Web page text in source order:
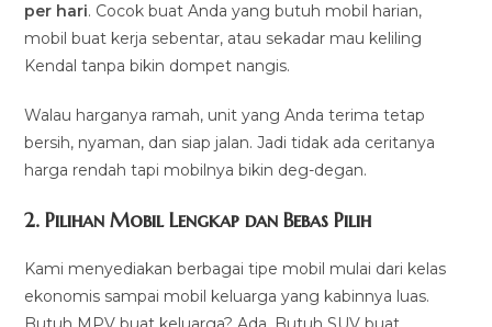
per hari. Cocok buat Anda yang butuh mobil harian,
mobil buat kerja sebentar, atau sekadar mau keliling
Kendal tanpa bikin dompet nangis.
Walau harganya ramah, unit yang Anda terima tetap
bersih, nyaman, dan siap jalan. Jadi tidak ada ceritanya
harga rendah tapi mobilnya bikin deg-degan.
2. Pilihan Mobil Lengkap dan Bebas Pilih
Kami menyediakan berbagai tipe mobil mulai dari kelas
ekonomis sampai mobil keluarga yang kabinnya luas.